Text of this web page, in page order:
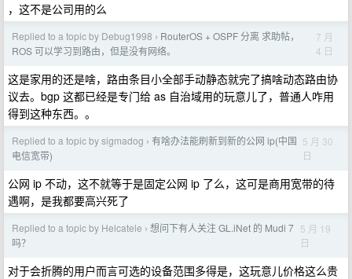
，这不是公司用的么
Replied to a topic by Debug1998 › RouterOS + OSPF 分离 求助帖，
ROS 可以学习到路由，但是没有网络。
7 月
4 日
这是家用的还是啥，路由条目小全部手动静态就完了搞啥动态路由协
议去。bgp 这都已经是专门给 as 自治域用的玩意儿了，普通人咋用
得到这种东西。。
Replied to a topic by sigmadog › 有啥办法能刷新到新的公网 ip(中国
电信宽带)
5 月 30
日
公网 ip 不动，这不就等于是固定公网 ip 了么，这可是商用宽带的待
遇啊，是我都要高兴死了
Replied to a topic by Helcatele › 想问下有人关注 GL.iNet 的 Mudi 7
吗？
5 月 19
日
对于会折腾的用户而言可选的设备范围多得是，这玩意儿价格这么贵